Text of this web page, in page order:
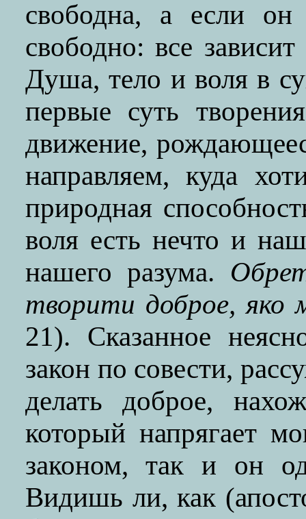
свободна, а если
свободно: все
Душа, тело и воля в
первые суть
движение,
направляем, куда
природная
воля есть нечто и
нашего разума.
творити доброе, яко
21). Сказанное
закон по совести,
делать доброе,
который напрягает
законом, так и он
Видишь ли, как